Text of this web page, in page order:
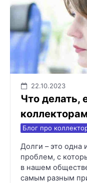
22.10.2023
Что делать,
Блог про
Долги – это одна
проблем, с
в нашем
самым разным